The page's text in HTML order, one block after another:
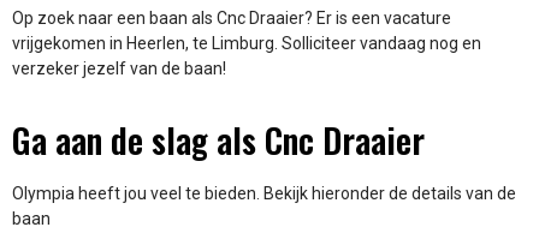
Op zoek naar een baan als Cnc Draaier? Er is een vacature
vrijgekomen in Heerlen, te Limburg. Solliciteer vandaag nog en
verzeker jezelf van de baan!
Ga aan de slag als Cnc Draaier
Olympia heeft jou veel te bieden. Bekijk hieronder de details van de
baan